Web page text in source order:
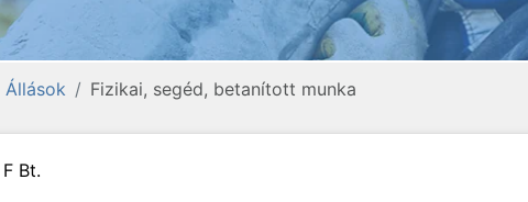
Állások Fizikai, segéd, betanított munka
Bt.